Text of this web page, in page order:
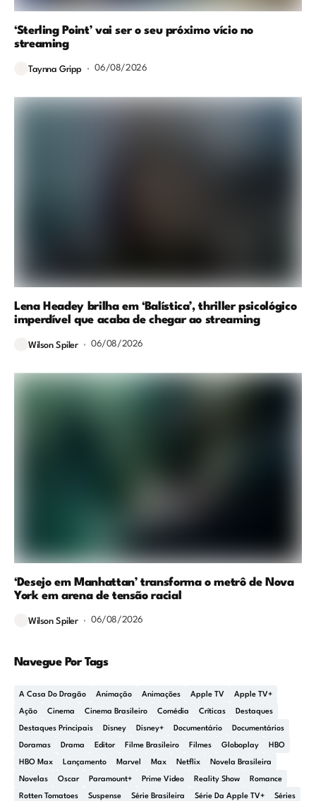
‘Sterling Point’ vai ser o seu próximo vício no
streaming
Taynna Gripp 06/08/2026
Lena Headey brilha em ‘Balística’, thriller psicológico
imperdível que acaba de chegar ao streaming
Wilson Spiler 06/08/2026
‘Desejo em Manhattan’ transforma o metrô de Nova
York em arena de tensão racial
Wilson Spiler 06/08/2026
Navegue Por Tags
A Casa Do Dragão Animação Animações Apple TV Apple TV+
Ação Cinema Cinema Brasileiro Comédia Críticas Destaques
Destaques Principais Disney Disney+ Documentário Documentários
Doramas Drama Editor Filme Brasileiro Filmes Globoplay HBO
HBO Max Lançamento Marvel Max Netflix Novela Brasileira
Novelas Oscar Paramount+ Prime Video Reality Show Romance
Rotten Tomatoes Suspense Série Brasileira Série Da Apple TV+ Séries